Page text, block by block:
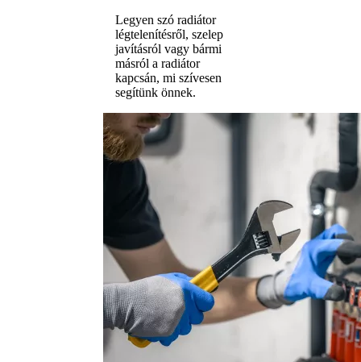
Legyen szó radiátor
légtelenítésről, szelep
javításról vagy bármi
másról a radiátor
kapcsán, mi szívesen
segítünk önnek.